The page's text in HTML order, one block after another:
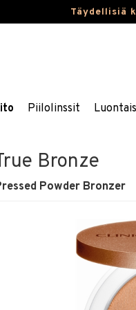
Täydellisiä
Piilolinssit
Bronze
Powder Bronzer